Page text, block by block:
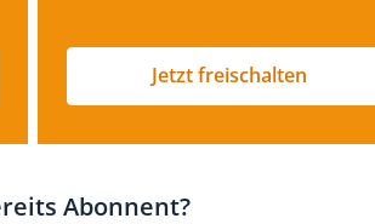
Jetzt freischalten
Abonnent?